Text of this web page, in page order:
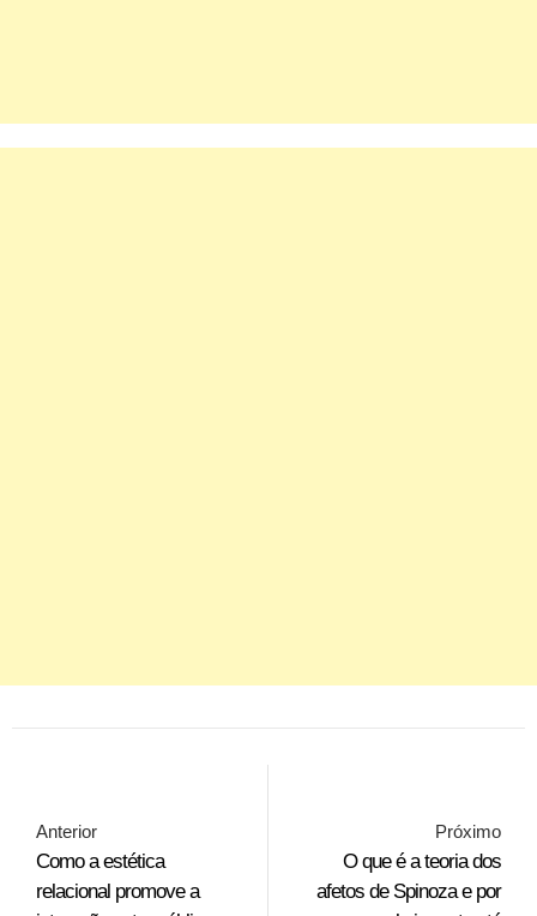
Anterior
Como a estética
relacional promove a
Próximo
O que é a teoria dos
afetos de Spinoza e por